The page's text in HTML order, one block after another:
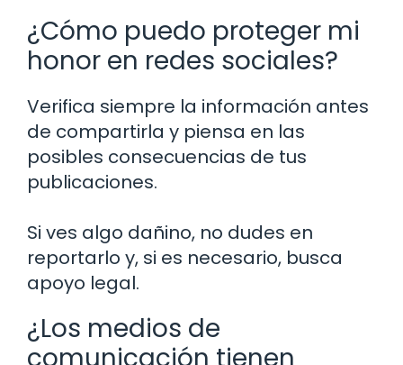
¿Cómo puedo proteger mi
honor en redes sociales?
Verifica siempre la información antes
de compartirla y piensa en las
posibles consecuencias de tus
publicaciones.
Si ves algo dañino, no dudes en
reportarlo y, si es necesario, busca
apoyo legal.
¿Los medios de